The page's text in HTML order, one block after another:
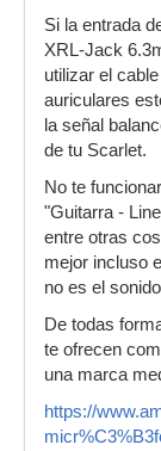
Si la entrada
XRL-Jack
utilizar el
auriculares
la señal
de tu Scarlet.
No te
"Guitarra -
entre otras
mejor incluso
no es el
De todas
te ofrecen
una marca
https://